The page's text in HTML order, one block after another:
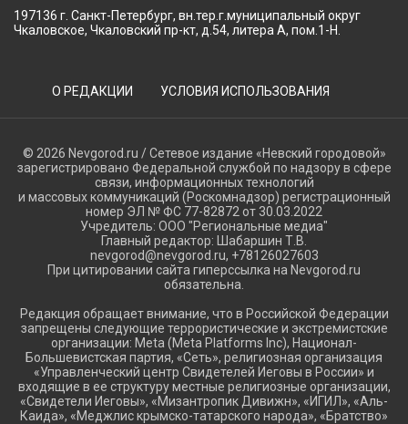
197136 г. Санкт-Петербург, вн.тер.г.муниципальный округ
Чкаловское, Чкаловский пр-кт, д.54, литера А, пом.1-Н.
О РЕДАКЦИИ УСЛОВИЯ ИСПОЛЬЗОВАНИЯ
© 2026 Nevgorod.ru / Сетевое издание «Невский городовой»
зарегистрировано Федеральной службой по надзору в сфере
связи, информационных технологий
и массовых коммуникаций (Роскомнадзор) регистрационный
номер ЭЛ № ФС 77-82872 от 30.03.2022
Учредитель: ООО "Региональные медиа"
Главный редактор: Шабаршин Т.В.
nevgorod@nevgorod.ru, +78126027603
При цитировании сайта гиперссылка на Nevgorod.ru
обязательна.
Редакция обращает внимание, что в Российской Федерации
запрещены следующие террористические и экстремистские
организации: Meta (Meta Platforms Inc), Национал-
Большевистская партия, «Сеть», религиозная организация
«Управленческий центр Свидетелей Иеговы в России» и
входящие в ее структуру местные религиозные организации,
«Свидетели Иеговы», «Мизантропик Дивижн», «ИГИЛ», «Аль-
Каида», «Меджлис крымско-татарского народа», «Братство»